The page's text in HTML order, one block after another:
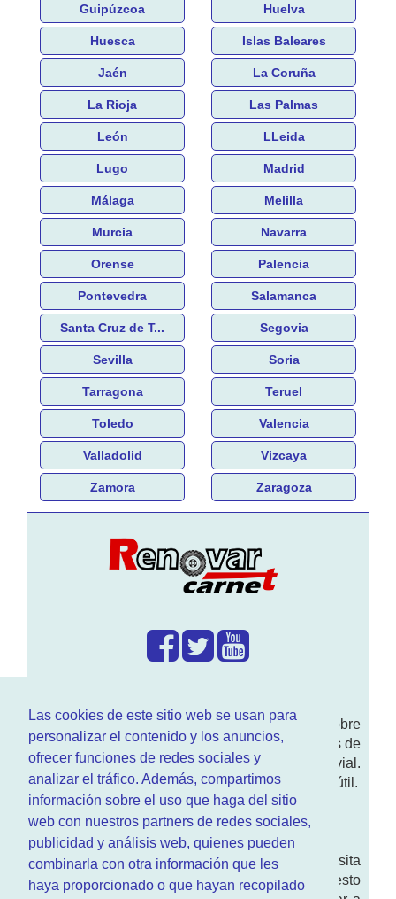
Las cookies de este sitio web se usan para
personalizar el contenido y los anuncios,
ofrecer funciones de redes sociales y
analizar el tráfico. Además, compartimos
información sobre el uso que haga del sitio
web con nuestros partners de redes sociales,
publicidad y análisis web, quienes pueden
combinarla con otra información que les
haya proporcionado o que hayan recopilado
Guipúzcoa Huelva
Huesca Islas Baleares
Jaén La Coruña
La Rioja Las Palmas
León LLeida
Lugo Madrid
Málaga Melilla
Murcia Navarra
Orense Palencia
Pontevedra Salamanca
Santa Cruz de T... Segovia
Sevilla Soria
Tarragona Teruel
Toledo Valencia
Valladolid Vizcaya
Zamora Zaragoza
Enwww.RenovarCarnet.comTe contamos sobre
larenovación del permisode conducir, noticias de
actualidad motor y sobre todo seguridad vial.
Ademas tenemos todo tipo de información DGT útil.
¿Quienes somos?
Quieres saber quien mantiene la pagina, visita
nuestrasección de contacto. Aquí tienes nuesto